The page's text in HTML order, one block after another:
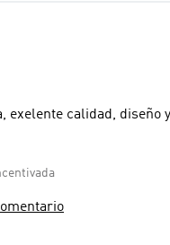
exelente calidad, diseño